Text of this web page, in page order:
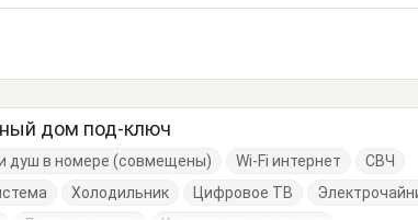
дом под-ключ
душ в номере (совмещены) Wi-Fi интернет
СВЧ
Холодильник Цифровое ТВ